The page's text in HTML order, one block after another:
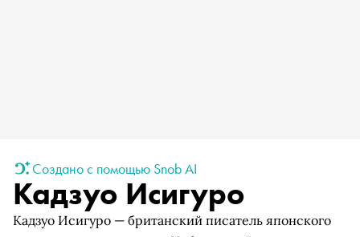
Создано с помощью Snob AI
Кадзуо Исигуро
Кадзуо Исигуро — британский писатель японского